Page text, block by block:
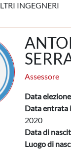
INGEGNERI
Assessore
Data
Data entrata
2020
Data di
Luogo di